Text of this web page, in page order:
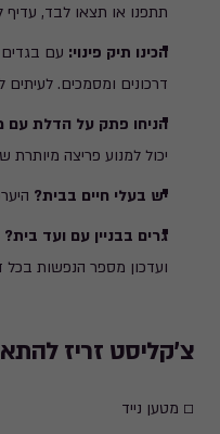
תתפנו או תצאו לבד, עדיף
הכינו תיק פינוי: עם בגדים
דרכונים ומסמכים.
הניחו פתק על הדלת עם
יכול למנוע פריצה מיותרת
יש בעלי חיים בבית?
גרים בבניין עם ועד בית?
ועדכון מספר הנפשות בכל
צ'קליסט זריז
☐ מטען נייד